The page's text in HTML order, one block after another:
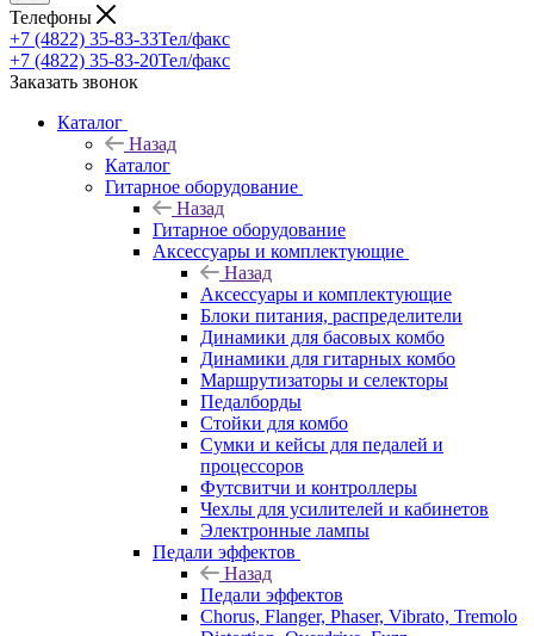
Телефоны
+7 (4822) 35-83-33Тел/факс
+7 (4822) 35-83-20Тел/факс
Заказать звонок
Каталог
Назад
Каталог
Гитарное оборудование
Назад
Гитарное оборудование
Аксессуары и комплектующие
Назад
Аксессуары и комплектующие
Блоки питания, распределители
Динамики для басовых комбо
Динамики для гитарных комбо
Маршрутизаторы и селекторы
Педалборды
Стойки для комбо
Сумки и кейсы для педалей и
процессоров
Футсвитчи и контроллеры
Чехлы для усилителей и кабинетов
Электронные лампы
Педали эффектов
Назад
Педали эффектов
Chorus, Flanger, Phaser, Vibrato, Tremolo